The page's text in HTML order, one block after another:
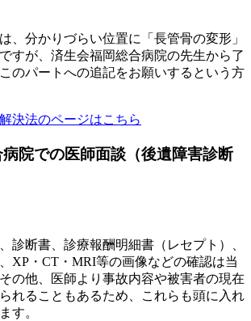
、分かりづらい位置に「長管骨の変形」
すが、済生会福岡総合病院の先生から了
のパートへの追記をお願いするという方
決法のページはこちら
院での医師面談（後遺障害診断
診断書、診療報酬明細書（レセプト）、
XP・CT・MRI等の画像などの確認は当
の他、医師より事故内容や被害者の現在
れることもあるため、これらも頭に入れ
す。